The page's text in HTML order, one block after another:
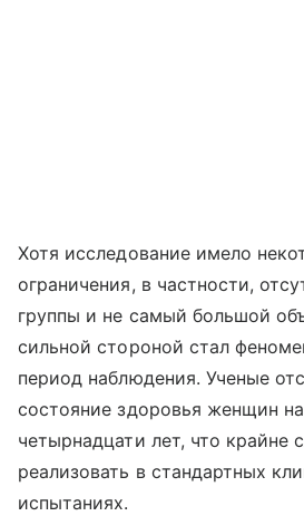
Хотя исследование имело
ограничения, в частности,
группы и не самый большой
сильной стороной стал
период наблюдения. Ученые
состояние здоровья женщин
четырнадцати лет, что крайне
реализовать в стандартных
испытаниях.